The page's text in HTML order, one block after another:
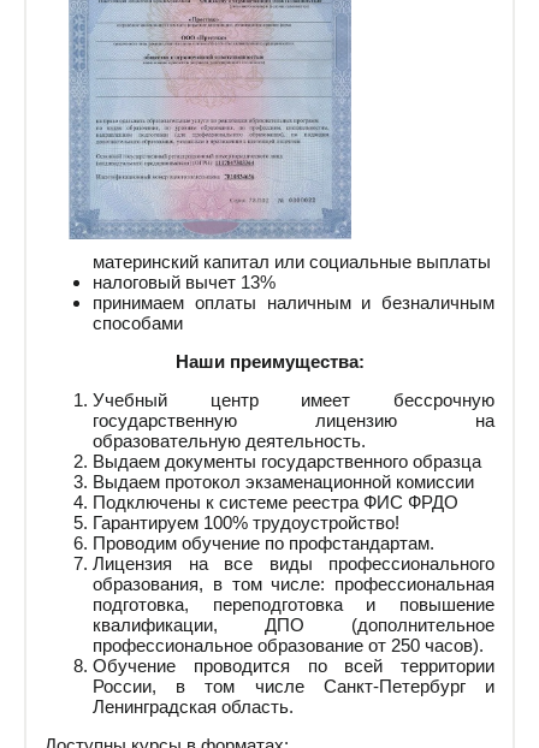
материнский капитал или социальные выплаты
налоговый вычет 13%
принимаем оплаты наличным и безналичным
способами
Наши преимущества:
Учебный центр имеет бессрочную
государственную лицензию на
образовательную деятельность.
Выдаем документы государственного образца
Выдаем протокол экзаменационной комиссии
Подключены к системе реестра ФИС ФРДО
Гарантируем 100% трудоустройство!
Проводим обучение по профстандартам.
Лицензия на все виды профессионального
образования, в том числе: профессиональная
подготовка, переподготовка и повышение
квалификации, ДПО (дополнительное
профессиональное образование от 250 часов).
Обучение проводится по всей территории
России, в том числе Санкт-Петербург и
Ленинградская область.